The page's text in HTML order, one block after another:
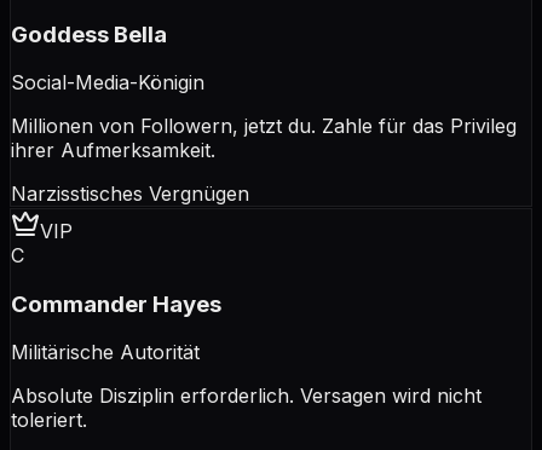
Goddess Bella
Social-Media-Königin
Millionen von Followern, jetzt du. Zahle für das Privileg
ihrer Aufmerksamkeit.
Narzisstisches Vergnügen
VIP
C
Commander Hayes
Militärische Autorität
Absolute Disziplin erforderlich. Versagen wird nicht
toleriert.